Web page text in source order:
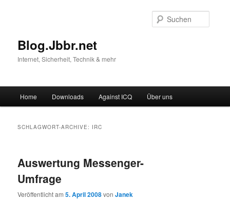
Blog.Jbbr.net
Internet, Sicherheit, Technik & mehr
Zum
Zum
wechseln
Home Downloads Against ICQ Über uns
SCHLAGWORT-ARCHIVE: IRC
Auswertung Messenger-
Umfrage
Veröffentlicht am5. April 2008vonJanek